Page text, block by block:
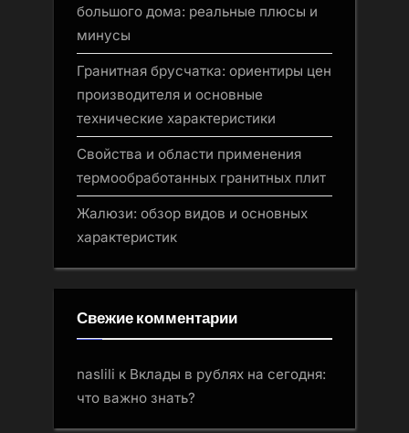
большого дома: реальные плюсы и
минусы
Гранитная брусчатка: ориентиры цен
производителя и основные
технические характеристики
Свойства и области применения
термообработанных гранитных плит
Жалюзи: обзор видов и основных
характеристик
Свежие комментарии
naslili к Вклады в рублях на сегодня:
что важно знать?